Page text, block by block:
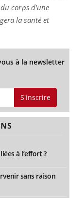
corps d'une
la santé et
à la newsletter
S'inscrire
à l’effort ?
sans raison